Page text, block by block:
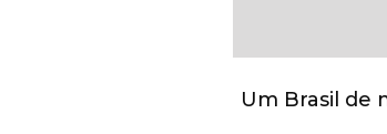
Um Brasil de